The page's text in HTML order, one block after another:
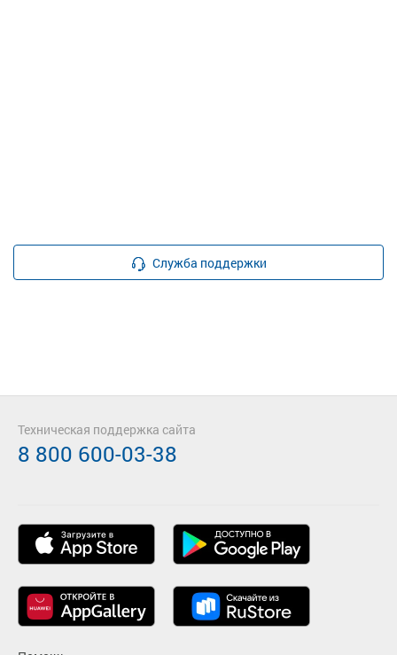
Служба поддержки
Техническая поддержка сайта
8 800 600-03-38